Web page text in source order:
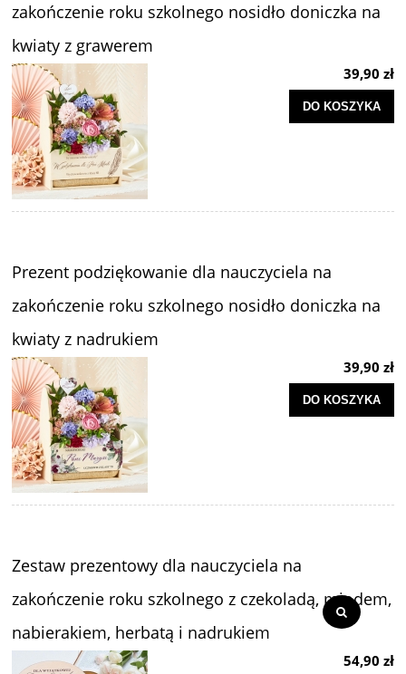
zakończenie roku szkolnego nosidło doniczka na
kwiaty z grawerem
39,90 zł
DO KOSZYKA
Prezent podziękowanie dla nauczyciela na
zakończenie roku szkolnego nosidło doniczka na
kwiaty z nadrukiem
39,90 zł
DO KOSZYKA
Zestaw prezentowy dla nauczyciela na
zakończenie roku szkolnego z czekoladą, miodem,
nabierakiem, herbatą i nadrukiem
54,90 zł